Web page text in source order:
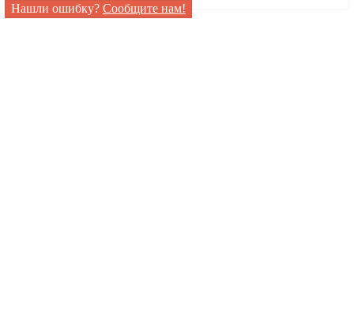
Нашли ошибку? Сообщите нам!